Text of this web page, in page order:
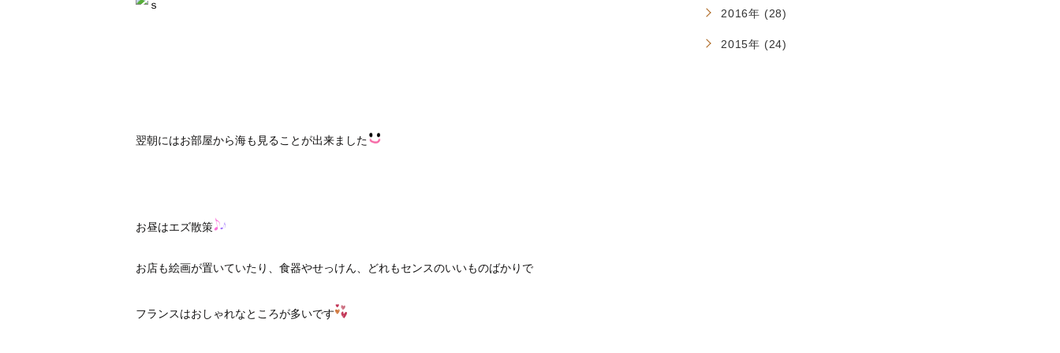
翌朝にはお部屋から海も見ることが出来ました
お昼はエズ散策
お店も絵画が置いていたり、食器やせっけん、どれもセンスのいいものばかりで
フランスはおしゃれなところが多いです
2016年 (28)
2015年 (24)